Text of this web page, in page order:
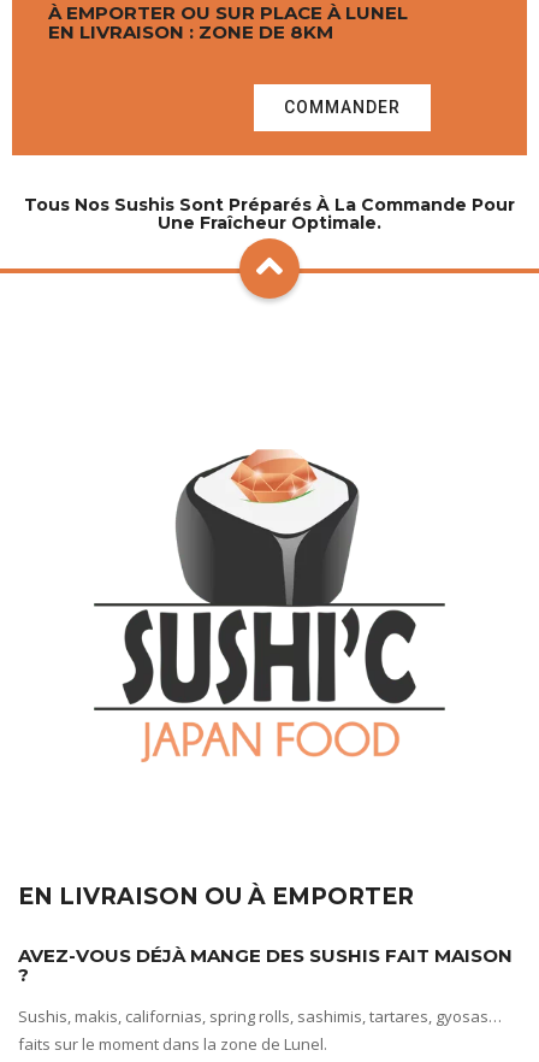
À EMPORTER OU SUR PLACE À LUNEL
EN LIVRAISON : ZONE DE 8KM
COMMANDER
Tous Nos Sushis Sont Préparés À La Commande Pour
Une Fraîcheur Optimale.
EN LIVRAISON OU À EMPORTER
AVEZ-VOUS DÉJÀ MANGE DES SUSHIS FAIT MAISON
?
Sushis, makis, californias, spring rolls, sashimis, tartares, gyosas…
faits sur le moment dans la zone de Lunel.